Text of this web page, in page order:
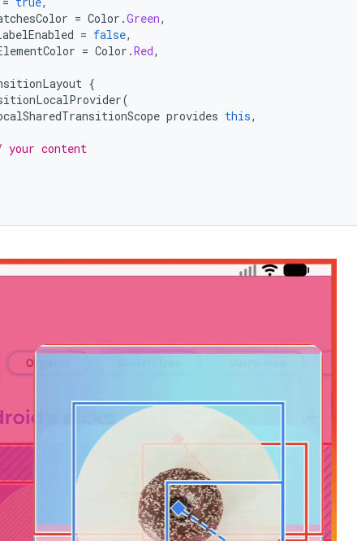
= Color .Green,
= false,
= Color .Red,
{
(
provides this,
your content